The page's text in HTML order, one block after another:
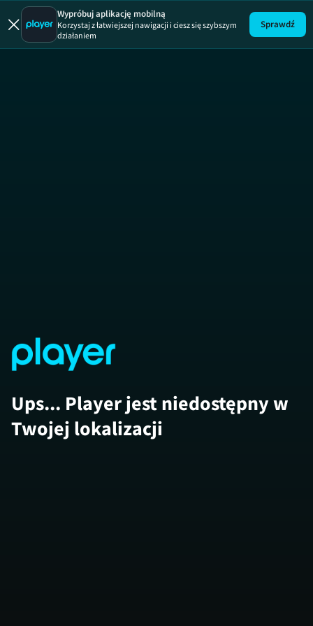
Gorączka
Wypróbuj aplikację mobilną
Korzystaj z łatwiejszej nawigacji i ciesz się szybszym
działaniem
Sprawdź
Ups... Player jest niedostępny w
Twojej lokalizacji